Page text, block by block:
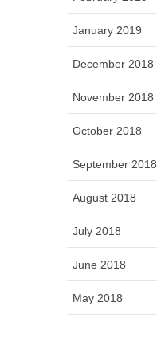
January 2019
December 2018
November 2018
October 2018
September 2018
August 2018
July 2018
June 2018
May 2018